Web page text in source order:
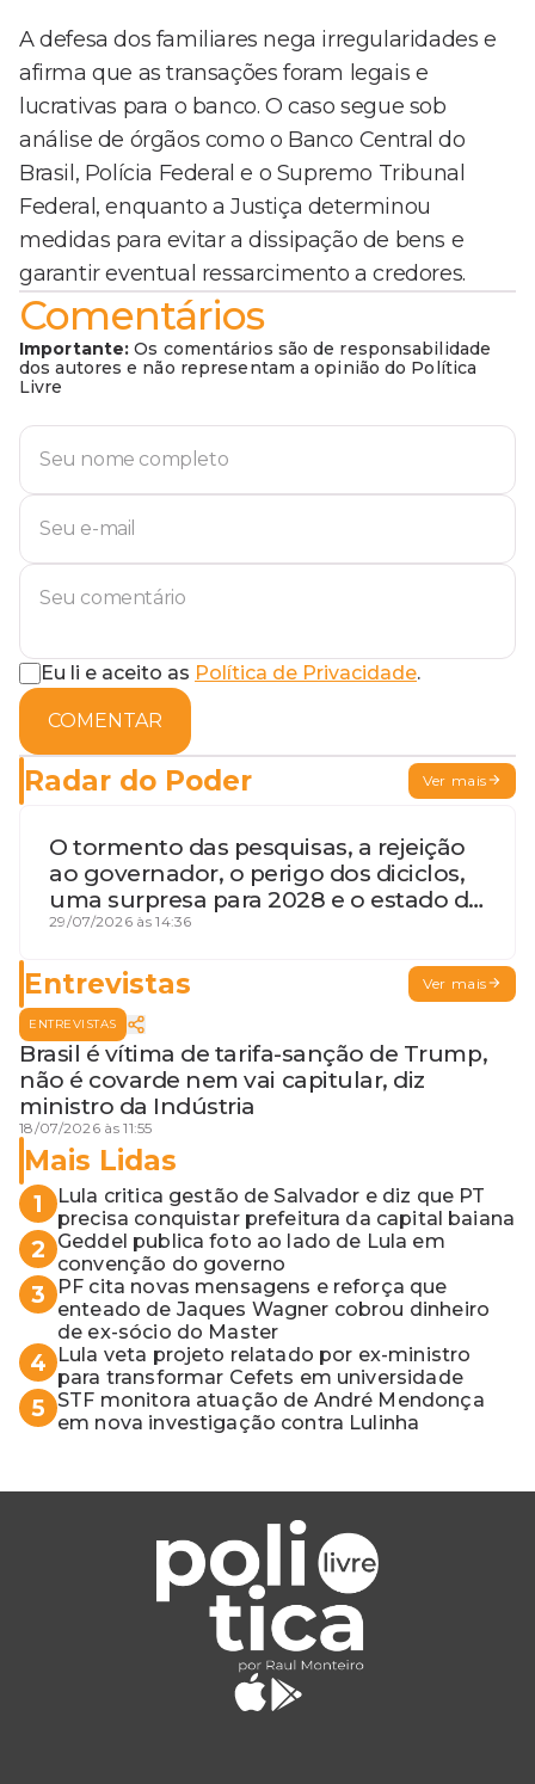
A defesa dos familiares nega irregularidades e
afirma que as transações foram legais e
lucrativas para o banco. O caso segue sob
análise de órgãos como o Banco Central do
Brasil, Polícia Federal e o Supremo Tribunal
Federal, enquanto a Justiça determinou
medidas para evitar a dissipação de bens e
garantir eventual ressarcimento a credores.
Comentários
Importante: Os comentários são de responsabilidade
dos autores e não representam a opinião do Política
Livre
Eu li e aceito as Política de Privacidade.
COMENTAR
Radar do Poder Ver mais
O tormento das pesquisas, a rejeição
ao governador, o perigo dos diciclos,
uma surpresa para 2028 e o estado de
terceira guerra mundial
29/07/2026 às 14:36
Entrevistas Ver mais
ENTREVISTAS
Brasil é vítima de tarifa-sanção de Trump,
não é covarde nem vai capitular, diz
ministro da Indústria
18/07/2026 às 11:55
Mais Lidas
1
Lula critica gestão de Salvador e diz que PT
precisa conquistar prefeitura da capital baiana
2
Geddel publica foto ao lado de Lula em
convenção do governo
3
PF cita novas mensagens e reforça que
enteado de Jaques Wagner cobrou dinheiro
de ex-sócio do Master
4
Lula veta projeto relatado por ex-ministro
para transformar Cefets em universidade
5
STF monitora atuação de André Mendonça
em nova investigação contra Lulinha